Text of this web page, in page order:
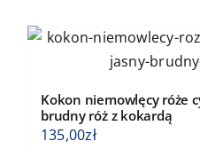
produktu
Kokon niemowlęcy róże
brudny róż z kokardą
135,00zł